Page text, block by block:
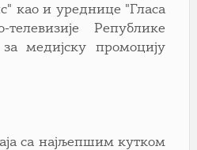
као и уреднице "Гласа
Републике
медијску промоцију
са најљепшим кутком